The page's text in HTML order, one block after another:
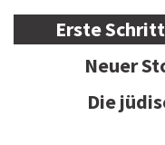
Erste
Neuer
Die